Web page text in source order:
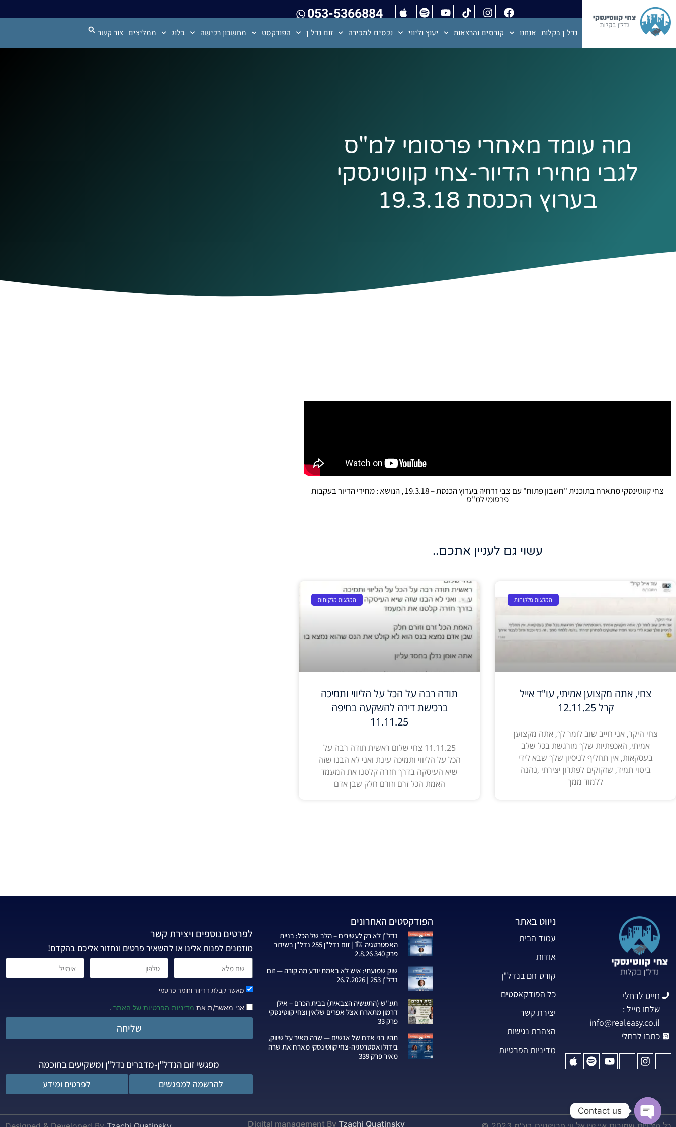
053-5366884
נדל"ן בקלות אנחנו קורסים והרצאות יעוץ וליווי נכסים למכירה זום נדל"ן הפודקסט מחשבון רכישה בלוג ממליצים צור קשר
מה עומד מאחרי פרסומי למ"ס
לגבי מחירי הדיור-צחי קווטינסקי
בערוץ הכנסת 19.3.18
צחי קווטינסקי מתארח בתוכנית "חשבון פתוח" עם צבי זרחיה בערוץ הכנסת – 19.3.18 , הנושא : מחירי הדיור בעקבות
פרסומי למ"ס
עשוי גם לעניין אתכם..
המלצות מלקוחות
צחי, אתה מקצוען אמיתי, עו"ד אייל
קרל 12.11.25
צחי היקר, אני חייב שוב לומר לך, אתה מקצוען
אמיתי, האכפתיות שלך מורגשת בכל שלב
בעסקאות, אין תחליף לניסיון שלך שבא לידי
ביטוי תמיד, שזקוקים לפתרון יצירתי ,נהנה
ללמוד ממך
המלצות מלקוחות
תודה רבה על הכל על הליווי ותמיכה
ברכישת דירה להשקעה בחיפה
11.11.25
11.11.25 צחי שלום ראשית תודה רבה על
הכל על הליווי ותמיכה עינת ואני לא הבנו שזה
שיא העיסקה בדרך חזרה קלטנו את המעמד
האמת הכל זרם וזורם חלק שבן אדם
חייגו לרחלי
שלחו מייל :
info@realeasy.co.il
כתבו לרחלי
ניווט באתר
עמוד הבית
אודות
קורס זום בנדל"ן
כל הפודקאסטים
יצירת קשר
הצהרת נגישות
מדיניות הפרטיות
הפודקסטים האחרונים
נדל"ן לא רק לעשירים – הלב של הכל: בניית
האסטרטגיה 🏗️ | זום נדל"ן 255 נדל"ן בשידור
פרק 340 2.8.26
שוק שמועתי: איש לא באמת יודע מה קורה — זום
נדל"ן 253 | 26.7.2026
תע"ש (התעשיה הצבאית) בבית הכרם – אילן
דרמון מתארח אצל אפרים שלאין וצחי קווטינסקי
פרק 33
תהיו בני אדם של אנשים — שרה מאיר על שיווק,
בידול ואסטרטגיה-צחי קווטינסקי מארח את שרה
מאיר פרק 339
לפרטים נוספים ויצירת קשר
מוזמנים לפנות אלינו או להשאיר פרטים ונחזור אליכם בהקדם!
מאשר קבלת דדיוור וחומר פרסמי
אני מאשר/ת את מדיניות הפרטיות של האתר .
שליחה
מפגשי זום הנדל"ן-מדברים נדל"ן ומשקיעים בחוכמה
להרשמה למפגשים לפרטים ומידע
Digital management By Tzachi Quatinsky
Contact us